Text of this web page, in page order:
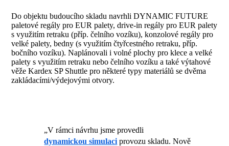
Do objektu budoucího skladu navrhli DYNAMIC FUTURE
paletové regály pro EUR palety, drive-in regály pro EUR palety
s využitím retraku (příp. čelního vozíku), konzolové regály pro
velké palety, bedny (s využitím čtyřcestného retraku, příp.
bočního vozíku). Naplánovali i volné plochy pro klece a velké
palety s využitím retraku nebo čelního vozíku a také výtahové
věže Kardex SP Shuttle pro některé typy materiálů se dvěma
zakládacími/výdejovými otvory.
„V rámci návrhu jsme provedli
dynamickou simulaci provozu skladu. Nově